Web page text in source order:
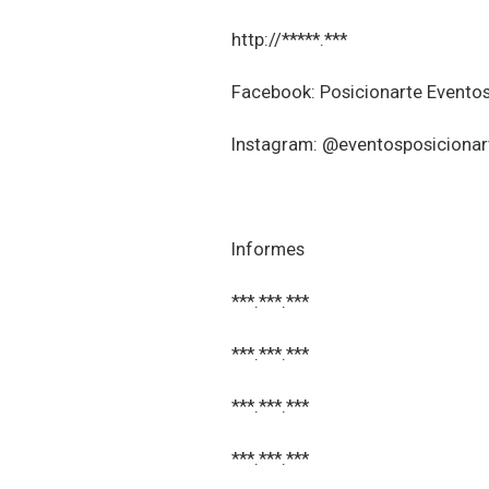
http://*****.***
Facebook: Posicionarte
Instagram:
Informes
***.***.***
***.***.***
***.***.***
***.***.***